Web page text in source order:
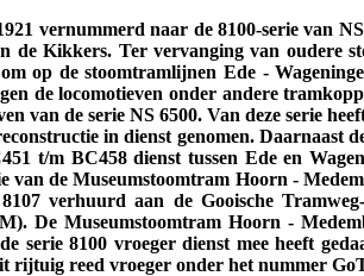
vernummerd naar de 8100-serie van
de Kikkers. Ter vervanging van oudere
op de stoomtramlijnen Ede -
de locomotieven onder andere
van de serie NS 6500. Van deze serie
in dienst genomen. Daarnaast
t/m BC458 dienst tussen Ede en
van de Museumstoomtram Hoorn -
verhuurd aan de Gooische
De Museumstoomtram Hoorn -
serie 8100 vroeger dienst mee heeft
rijtuig reed vroeger onder het nummer